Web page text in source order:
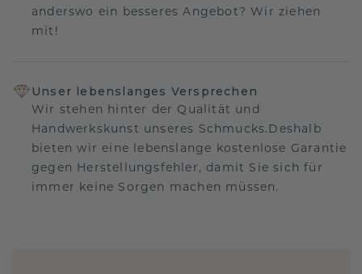
anderswo ein besseres Angebot? Wir ziehen
mit!
Unser lebenslanges Versprechen
Wir stehen hinter der Qualität und
Handwerkskunst unseres Schmucks.Deshalb
bieten wir eine lebenslange kostenlose Garantie
gegen Herstellungsfehler, damit Sie sich für
immer keine Sorgen machen müssen.